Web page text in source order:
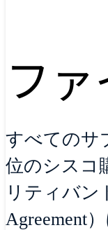
フ
すべてのサ
位のシスコ
リティバン
Agreement